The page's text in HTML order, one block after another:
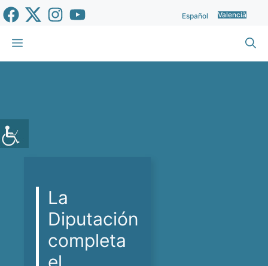
Vés
al
contingut
Español Valencià
Menu
La
Diputación
completa